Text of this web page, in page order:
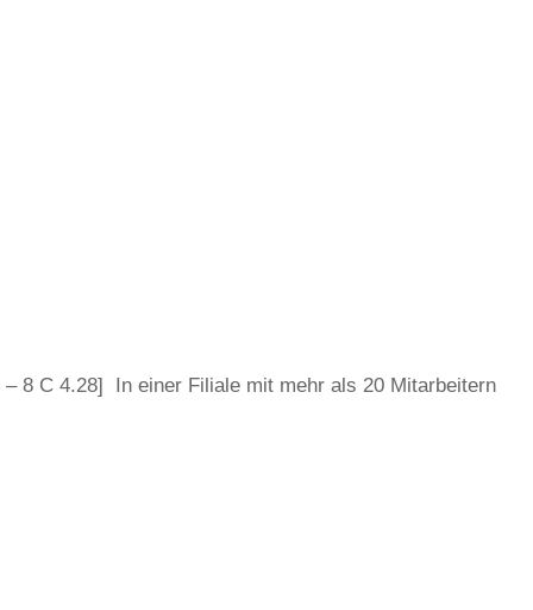
8 C 4.28] In einer Filiale mit mehr als 20 Mitarbeitern